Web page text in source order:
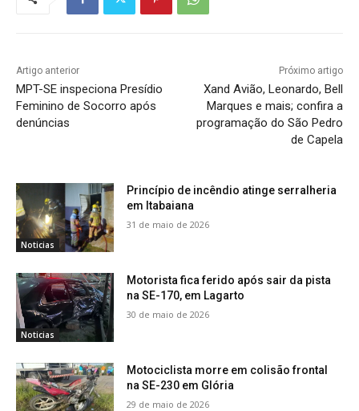
Artigo anterior
MPT-SE inspeciona Presídio
Feminino de Socorro após
denúncias
Próximo artigo
Xand Avião, Leonardo, Bell
Marques e mais; confira a
programação do São Pedro
de Capela
Noticias
Princípio de incêndio atinge serralheria
em Itabaiana
31 de maio de 2026
Noticias
Motorista fica ferido após sair da pista
na SE-170, em Lagarto
30 de maio de 2026
Motociclista morre em colisão frontal
na SE-230 em Glória
29 de maio de 2026